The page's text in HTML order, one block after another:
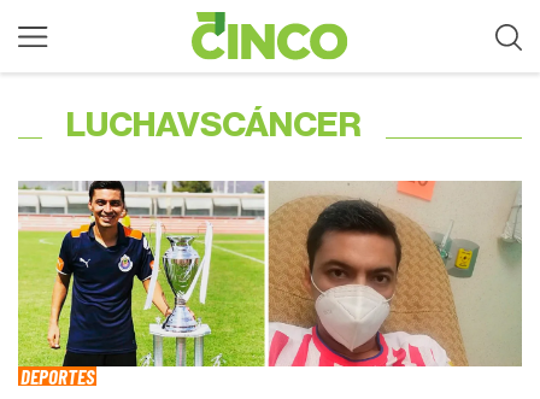
LUCHAVSCÁNCER
DEPORTES